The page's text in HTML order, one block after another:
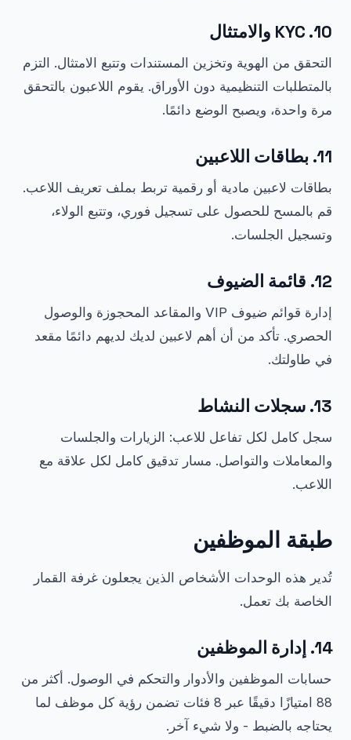
10. KYC والامتثال
التحقق من الهوية وتخزين المستندات وتتبع الامتثال. التزم
بالمتطلبات التنظيمية دون الأوراق. يقوم اللاعبون بالتحقق
مرة واحدة، ويصبح الوضع دائمًا.
11. بطاقات اللاعبين
بطاقات لاعبين مادية أو رقمية تربط بملف تعريف اللاعب.
قم بالمسح للحصول على تسجيل فوري، وتتبع الولاء،
وتسجيل الجلسات.
12. قائمة الضيوف
إدارة قوائم ضيوف VIP والمقاعد المحجوزة والوصول
الحصري. تأكد من أن أهم لاعبين لديك لديهم دائمًا مقعد
في طاولتك.
13. سجلات النشاط
سجل كامل لكل تفاعل للاعب: الزيارات والجلسات
والمعاملات والتواصل. مسار تدقيق كامل لكل علاقة مع
اللاعب.
طبقة الموظفين
تُدير هذه الوحدات الأشخاص الذين يجعلون غرفة القمار
الخاصة بك تعمل.
14. إدارة الموظفين
حسابات الموظفين والأدوار والتحكم في الوصول. أكثر من
88 امتيازًا دقيقًا عبر 8 فئات تضمن رؤية كل موظف لما
يحتاجه بالضبط - ولا شيء آخر.